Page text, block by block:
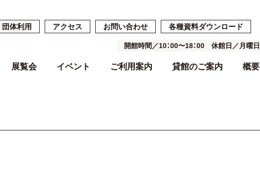
団体利用 アクセス お問い合わせ 各種資料ダウンロード
開館時間／10：00〜18：00 休館日／月曜日
展覧会 イベント ご利用案内 貸館のご案内 概要